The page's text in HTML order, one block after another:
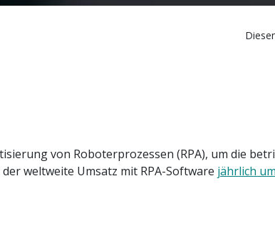
von Roboterprozessen (RPA), um die
weltweite Umsatz mit RPA-Software jährlich